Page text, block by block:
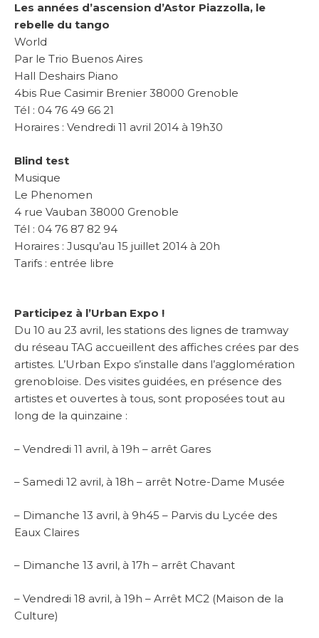
Les années d’ascension d’Astor Piazzolla, le
rebelle du tango
World
Par le Trio Buenos Aires
Hall Deshairs Piano
4bis Rue Casimir Brenier 38000 Grenoble
Tél : 04 76 49 66 21
Horaires : Vendredi 11 avril 2014 à 19h30
Blind test
Musique
Le Phenomen
4 rue Vauban 38000 Grenoble
Tél : 04 76 87 82 94
Horaires : Jusqu’au 15 juillet 2014 à 20h
Tarifs : entrée libre
Participez à l’Urban Expo !
Du 10 au 23 avril, les stations des lignes de tramway
du réseau TAG accueillent des affiches crées par des
artistes. L’Urban Expo s’installe dans l’agglomération
grenobloise. Des visites guidées, en présence des
artistes et ouvertes à tous, sont proposées tout au
long de la quinzaine :
– Vendredi 11 avril, à 19h – arrêt Gares
– Samedi 12 avril, à 18h – arrêt Notre-Dame Musée
– Dimanche 13 avril, à 9h45 – Parvis du Lycée des
Eaux Claires
– Dimanche 13 avril, à 17h – arrêt Chavant
– Vendredi 18 avril, à 19h – Arrêt MC2 (Maison de la
Culture)